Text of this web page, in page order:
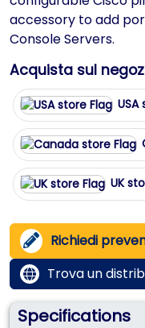
accessory to add
Console Servers.
Acquista sul
USA
UK
Richiedi
Trova un
Specifications